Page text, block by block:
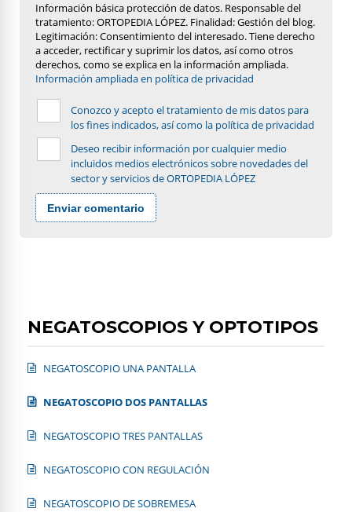
Información básica protección de datos. Responsable del
tratamiento: ORTOPEDIA LÓPEZ. Finalidad: Gestión del blog.
Legitimación: Consentimiento del interesado. Tiene derecho
a acceder, rectificar y suprimir los datos, así como otros
derechos, como se explica en la información ampliada.
Información ampliada en política de privacidad
Conozco y acepto el tratamiento de mis datos para
los fines indicados, así como la política de privacidad
Deseo recibir información por cualquier medio
incluidos medios electrónicos sobre novedades del
sector y servicios de ORTOPEDIA LÓPEZ
Enviar comentario
NEGATOSCOPIOS Y OPTOTIPOS
NEGATOSCOPIO UNA PANTALLA
NEGATOSCOPIO DOS PANTALLAS
NEGATOSCOPIO TRES PANTALLAS
NEGATOSCOPIO CON REGULACIÓN
NEGATOSCOPIO DE SOBREMESA